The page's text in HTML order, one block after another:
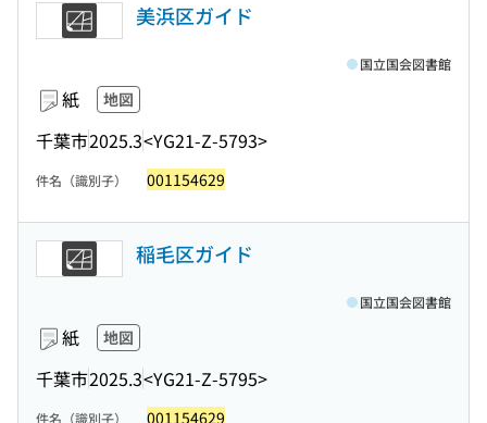
美浜区ガイド
紙 地図
千葉市2025.3<YG21-Z-5793>
国立国会図書館
件名（識別子） 001154629
稲毛区ガイド
紙 地図
千葉市2025.3<YG21-Z-5795>
国立国会図書館
件名（識別子） 001154629